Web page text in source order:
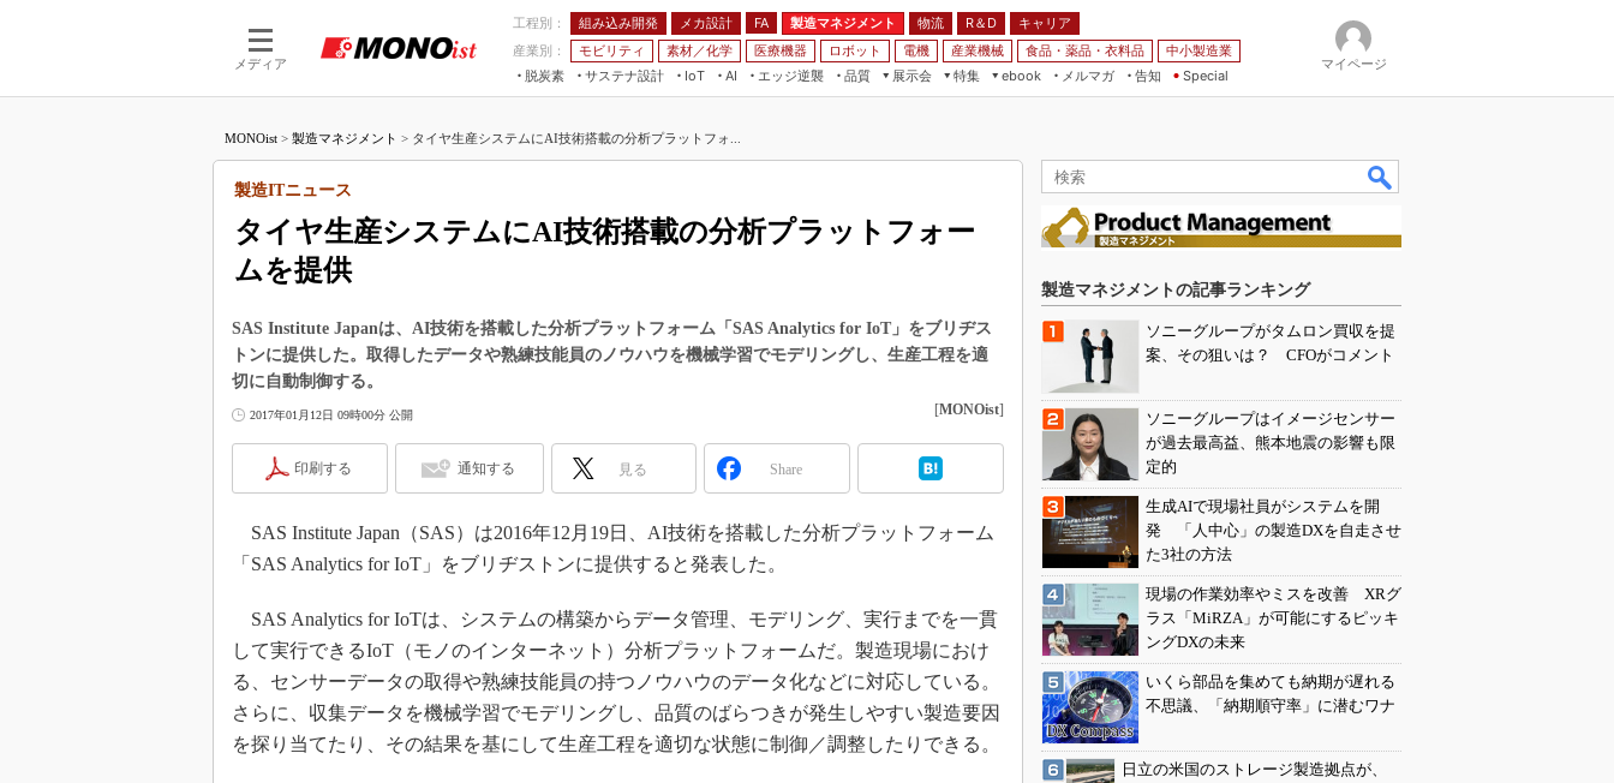
メディア
工程別： 組み込み開発 メカ設計 FA 製造マネジメント 物流 R＆D
キャリア
産業別：
モビリティ 素材／化学 医療機器 ロボット 電機 産業機械 食品・薬品・衣料品
中小製造業
脱炭素
サステナ設計
IoT
つながる工場
AI
AI×設備保全
エッジ逆襲 品質
展示会
JIMTOF
IIFES
TECHNO-FRONTIER
EdgeTech+
日本ものづくりワールド
AUTOMOTIVE WORLD
産業オープンネット展
特集
つながるクルマ
VR／AR
フィールドサービス
組み込み画像技術
組み込みモデリング
ISO26262
3Dプリンタ
S＆OP
インダストリー4.0
イノベーション
製造業ビッグデータ
ebook
FA
メルマガ
告知 Special
マイページ
MONOist > 製造マネジメント > タイヤ生産システムにAI技術搭載の分析プラットフォ...
タイヤ生産システムにAI技術搭載の分析プラットフォー
ムを提供
製造ITニュース
SAS Institute Japanは、AI技術を搭載した分析プラットフォーム「SAS Analytics for IoT」をブリヂス
トンに提供した。取得したデータや熟練技能員のノウハウを機械学習でモデリングし、生産工程を適
切に自動制御する。
2017年01月12日 09時00分 公開 [MONOist]
印刷する 通知する 見る Share
SAS Institute Japan（SAS）は2016年12月19日、AI技術を搭載した分析プラットフォーム
「SAS Analytics for IoT」をブリヂストンに提供すると発表した。
SAS Analytics for IoTは、システムの構築からデータ管理、モデリング、実行までを一貫
して実行できるIoT（モノのインターネット）分析プラットフォームだ。製造現場におけ
る、センサーデータの取得や熟練技能員の持つノウハウのデータ化などに対応している。
さらに、収集データを機械学習でモデリングし、品質のばらつきが発生しやすい製造要因
を探り当てたり、その結果を基にして生産工程を適切な状態に制御／調整したりできる。
製造マネジメントの記事ランキング
ソニーグループがタムロン買収を提
案、その狙いは？ CFOがコメント
ソニーグループはイメージセンサー
が過去最高益、熊本地震の影響も限
定的
生成AIで現場社員がシステムを開
発 「人中心」の製造DXを自走させ
た3社の方法
現場の作業効率やミスを改善 XRグ
ラス「MiRZA」が可能にするピッキ
ングDXの未来
いくら部品を集めても納期が遅れる
不思議、「納期順守率」に潜むワナ
日立の米国のストレージ製造拠点が、